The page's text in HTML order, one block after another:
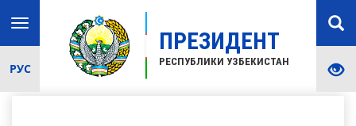
ПРЕЗИДЕНТ
РЕСПУБЛИКИ УЗБЕКИСТАН
Toggle
navigation
РУС